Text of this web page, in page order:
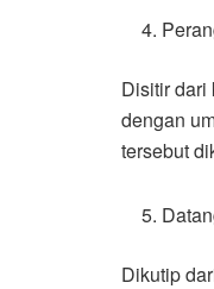
Disitir dari
dengan
tersebut
Dikutip